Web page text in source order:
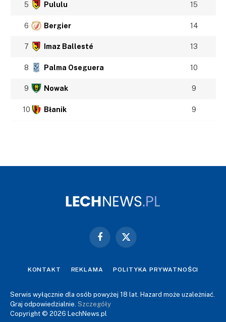
5 Pululu 15
6 Bergier 14
7 Imaz Ballesté 13
8 Palma Oseguera 10
9 Nowak 9
10 Błanik 9
Facebook
X
KONTAKT REKLAMA POLITYKA PRYWATNOŚCI
Serwis wyłącznie dla osób powyżej 18 lat. Hazard może uzależniać.
Graj odpowiedzialnie. Szczegóły
Copyright © 2026 LechNews.pl